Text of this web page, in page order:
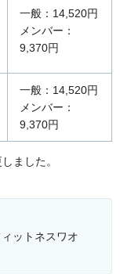
一般：14,520円
メンバー：
9,370円
一般：14,520円
メンバー：
9,370円
ました。
ットネスワオ